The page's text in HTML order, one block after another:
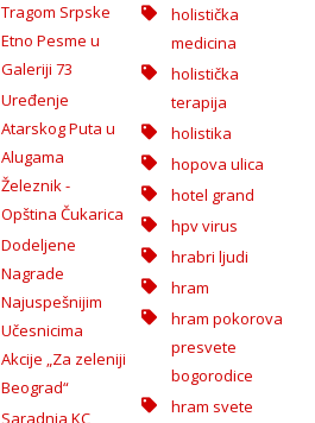
Tragom Srpske
Etno Pesme u
Galeriji 73
Uređenje
Atarskog Puta u
Alugama
Železnik -
Opština Čukarica
Dodeljene
Nagrade
Najuspešnijim
Učesnicima
Akcije „Za zeleniji
Beograd“
Saradnja KC
holistička
medicina
holistička
terapija
holistika
hopova ulica
hotel grand
hpv virus
hrabri ljudi
hram
hram pokorova
presvete
bogorodice
hram svete